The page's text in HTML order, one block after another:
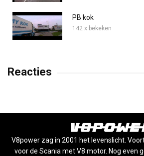
PB kok
142 x bekeken
Reacties
V8power zag in 2001 het levenslicht.
voor de Scania met V8 motor. Nog even